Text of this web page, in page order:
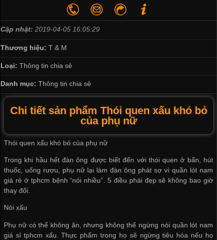
Cập nhật: 2019-04-05 16:05:29
Thương hiệu: T & M
Loại: Thông tin chia sẻ
Danh mục: Thông tin chia sẻ
Chi tiết sản phẩm Thói quen xấu khó bỏ
của phụ nữ
Thói quen xấu khó bỏ của phụ nữ
Trong khi hầu hết đàn ông được biết đến với thói quen ở bẩn, hút
thuốc, uống rượu, phụ nữ lại làm đàn ông phát sợ vì quần lót nam
giá rẻ ở tphcm bệnh “nói nhiều”. 5 điều phái đẹp sẽ không bao giờ
thay đổi.
Nói xấu
Phụ nữ có thể không ăn, nhưng không thể ngừng nói quần lót nam
giá sỉ tphcm xấu. Thực phẩm trong họ sẽ ngừng tiêu hóa nếu họ